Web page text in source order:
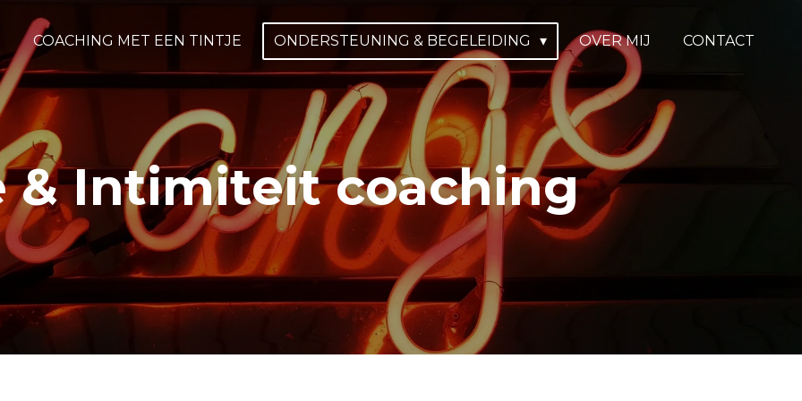
COACHING MET EEN TINTJE ONDERSTEUNING & BEGELEIDING OVER MIJ CONTACT
& Intimiteit coaching